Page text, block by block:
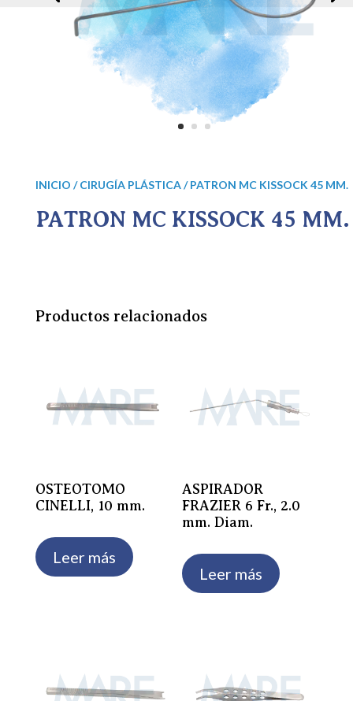
INICIO /CIRUGÍA PLÁSTICA/ PATRON MC KISSOCK 45 MM.
PATRON MC KISSOCK 45 MM.
Productos relacionados
OSTEOTOMO
CINELLI, 10 mm.
Leer más
ASPIRADOR
FRAZIER 6 Fr., 2.0
mm. Diam.
Leer más